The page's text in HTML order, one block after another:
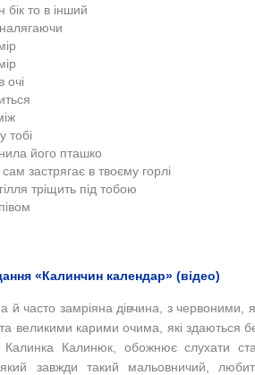
бік то в інший
очі
тобі
його пташко
застрягає в твоєму горлі
тріщить під тобою
«Калинчин календар» (відео)
й часто замріяна дівчина, з червоними,
великими карими очима, які здаються
Калинка Калинюк, обожнює слухати
завжди такий мальовничий,